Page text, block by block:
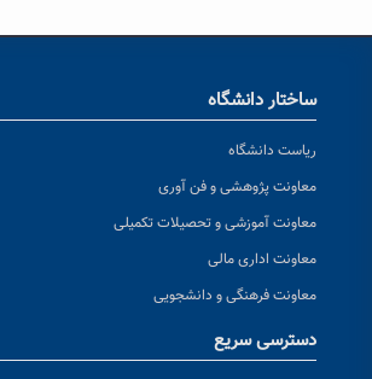
ساختار دانشگاه
ریاست دانشگاه
معاونت پژوهشی و فن آوری
معاونت آموزشی و تحصیلات تکمیلی
معاونت اداری مالی
معاونت فرهنگی و دانشجویی
دسترسی سریع